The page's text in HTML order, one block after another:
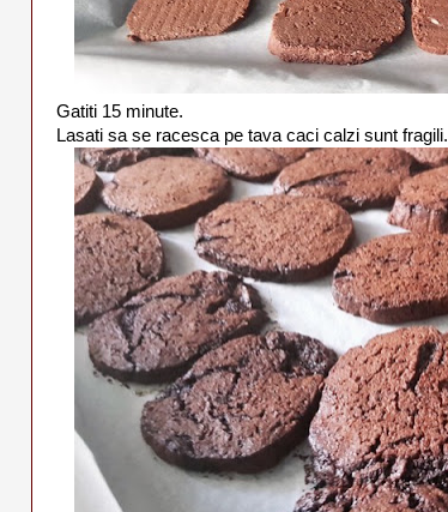
Gatiti 15 minute.
Lasati sa se racesca pe tava caci calzi sunt fragili.